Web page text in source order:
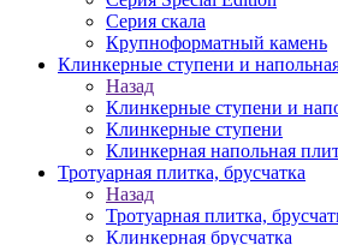
Серия скала
Крупноформатный камень
Клинкерные ступени и
Назад
Клинкерные ступени и
Клинкерные ступени
Клинкерная напольная
Тротуарная плитка, брусчатка
Назад
Тротуарная плитка,
Клинкерная брусчатка